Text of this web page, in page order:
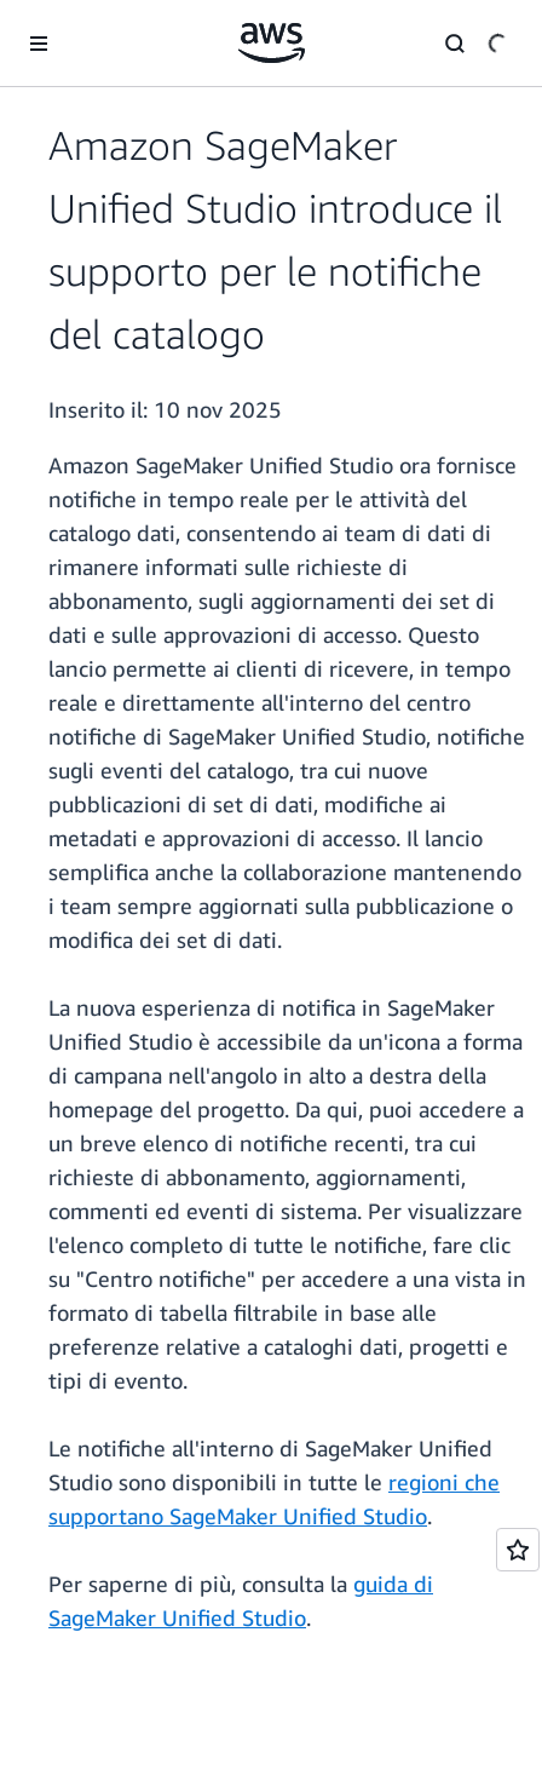
Amazon SageMaker
Unified Studio introduce il
supporto per le notifiche
del catalogo
Inserito il: 10 nov 2025
Amazon SageMaker Unified Studio ora fornisce
notifiche in tempo reale per le attività del
catalogo dati, consentendo ai team di dati di
rimanere informati sulle richieste di
abbonamento, sugli aggiornamenti dei set di
dati e sulle approvazioni di accesso. Questo
lancio permette ai clienti di ricevere, in tempo
reale e direttamente all'interno del centro
notifiche di SageMaker Unified Studio, notifiche
sugli eventi del catalogo, tra cui nuove
pubblicazioni di set di dati, modifiche ai
metadati e approvazioni di accesso. Il lancio
semplifica anche la collaborazione mantenendo
i team sempre aggiornati sulla pubblicazione o
modifica dei set di dati.
La nuova esperienza di notifica in SageMaker
Unified Studio è accessibile da un'icona a forma
di campana nell'angolo in alto a destra della
homepage del progetto. Da qui, puoi accedere a
un breve elenco di notifiche recenti, tra cui
richieste di abbonamento, aggiornamenti,
commenti ed eventi di sistema. Per visualizzare
l'elenco completo di tutte le notifiche, fare clic
su "Centro notifiche" per accedere a una vista in
formato di tabella filtrabile in base alle
preferenze relative a cataloghi dati, progetti e
tipi di evento.
Le notifiche all'interno di SageMaker Unified
Studio sono disponibili in tutte le regioni che
supportano SageMaker Unified Studio.
Per saperne di più, consulta la guida di
SageMaker Unified Studio.